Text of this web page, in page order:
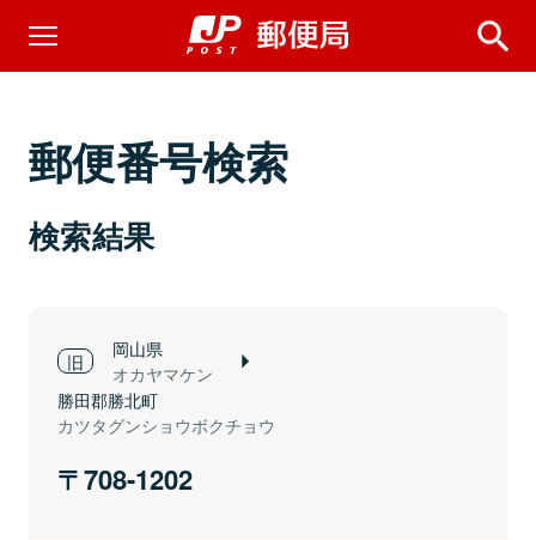
郵便番号検索
検索結果
岡山県
オカヤマケン
勝田郡勝北町
カツタグンショウボクチョウ
708-1202